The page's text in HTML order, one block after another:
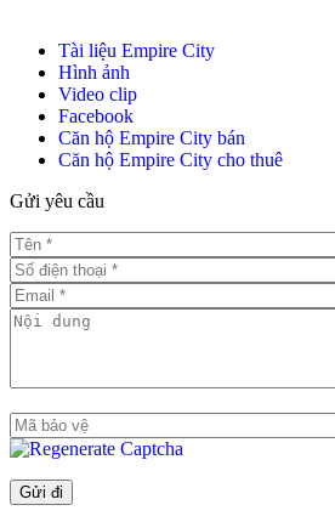
Tài liệu Empire City
Hình ảnh
Video clip
Facebook
Căn hộ Empire City bán
Căn hộ Empire City cho thuê
Gửi yêu cầu